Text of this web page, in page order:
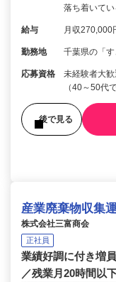
落ち着いて
給与 月収270,000
勤務地 千葉県の「
応募資格
未経験者大
（40～50代
後で見る
産業廃棄物収集
株式会社三富商会
正社員
業績好調に付き増
／残業月20時間以